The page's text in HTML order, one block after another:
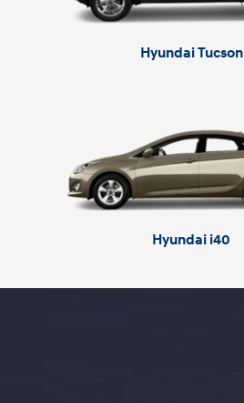
Hyundai Tucson
Hyundai i40